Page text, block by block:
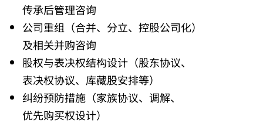
传承后管理咨询
公司重组（合并、分立、控股公司化）
及相关并购咨询
股权与表决权结构设计（股东协议、
表决权协议、库藏股安排等）
纠纷预防措施（家族协议、调解、
优先购买权设计）